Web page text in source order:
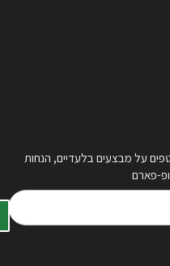
על מבצעים בלעדיים, הנחות
פארם